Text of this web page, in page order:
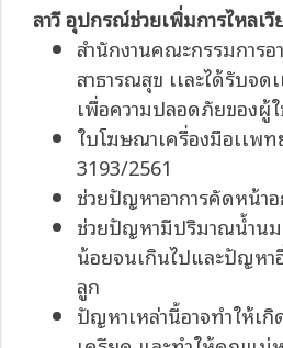
ลาวี อุปกรณ์ช่วยเพิ่มการไหลเ
สำนักงานคณะกรรมการอ
สาธารณสุข เเละได้รับจด
เพื่อความปลอดภัยของผู้ใ
ใบโฆษณาเครื่องมือเเพ
3193/2561
ช่วยปัญหาอาการคัดหน้า
ช่วยปัญหามีปริมาณน้ำน
น้อยจนเกินไปและปัญหา
ลูก
ปัญหาเหล่านี้อาจทำให้เกิ